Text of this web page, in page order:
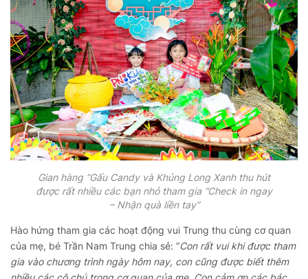
Gian hàng ”Gấu Candy và Khủng Long Xanh thu hút
được rất nhiều các bạn nhỏ tham gia “Check in ngay
– Nhận quà liền tay”
Hào hứng tham gia các hoạt động vui Trung thu cùng cơ quan
của mẹ, bé Trần Nam Trung chia sẻ: “Con rất vui khi được tham
gia vào chương trình ngày hôm nay, con cũng được biết thêm